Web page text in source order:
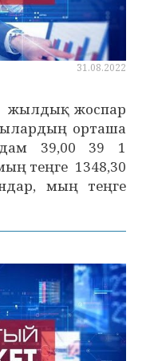
31.08.2022
жоспар
орташа
39,00 39 1
теңге 1348,30
мың теңге